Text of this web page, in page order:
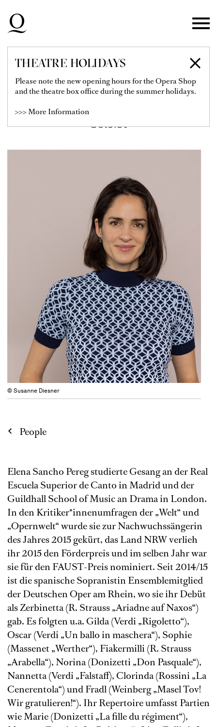
Skip to main navigation
Skip to footer
THEATRE HOLIDAYS
Please note the new opening hours for the Opera Shop
and the theatre box office during the summer holidays.
>>> More Information
ELENA SANCHO
PEREG
Soloist
© Susanne Diesner
People
Elena Sancho Pereg studierte Gesang an der Real
Escuela Superior de Canto in Madrid und der
Guildhall School of Music an Drama in London.
In den Kritiker*innenumfragen der „Welt“ und
„Opernwelt“ wurde sie zur Nachwuchssängerin
des Jahres 2015 gekürt, das Land NRW verlieh
ihr 2015 den Förderpreis und im selben Jahr war
sie für den FAUST-Preis nominiert. Seit 2014/15
ist die spanische Sopranistin Ensemblemitglied
der Deutschen Oper am Rhein, wo sie ihr Debüt
als Zerbinetta (R. Strauss „Ariadne auf Naxos“)
gab. Es folgten u.a. Gilda (Verdi „Rigoletto“),
Oscar (Verdi „Un ballo in maschera“), Sophie
(Massenet „Werther“), Fiakermilli (R. Strauss
„Arabella“), Norina (Donizetti „Don Pasquale“),
Nannetta (Verdi „Falstaff), Clorinda (Rossini „La
Cenerentola“) und Fradl (Weinberg „Masel Tov!
Wir gratulieren!“). Ihr Repertoire umfasst Partien
wie Marie (Donizetti „La fille du régiment“),